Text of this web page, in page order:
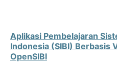
Aplikasi Pembelajaran
Indonesia (SIBI) Berbasis
OpenSIBI